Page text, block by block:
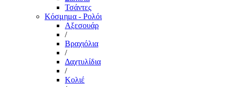
Τσάντες
Κόσμημα - Ρολόι
Αξεσουάρ
/
Βραχιόλια
/
Δαχτυλίδια
/
Κολιέ